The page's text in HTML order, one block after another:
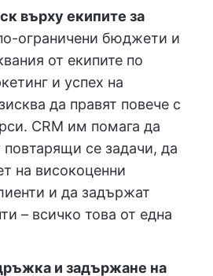
върху екипите за
ограничени бюджети и
от екипите по
и успех на
да правят повече с
CRM им помага да
повтарящи се задачи, да
на високоценни
и да задържат
– всичко това от една
и задържане на